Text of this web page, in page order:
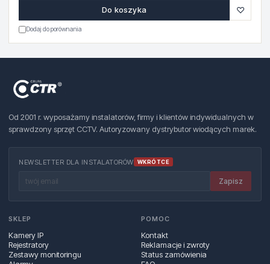
Do koszyka ♡
Dodaj do porównania
Od 2001 r. wyposażamy instalatorów, firmy i klientów indywidualnych w
sprawdzony sprzęt CCTV. Autoryzowany dystrybutor wiodących marek.
NEWSLETTER DLA INSTALATORÓW WKRÓTCE
Zapisz
SKLEP
Kamery IP
Rejestratory
Zestawy monitoringu
POMOC
Kontakt
Reklamacje i zwroty
Status zamówienia